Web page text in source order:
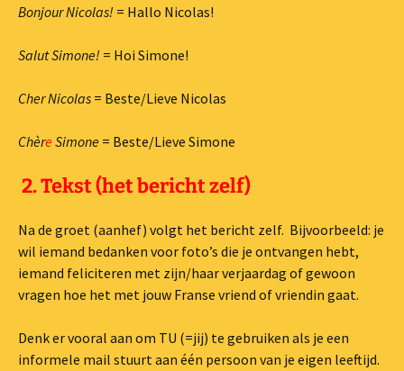
Bonjour Nicolas! = Hallo Nicolas!
Salut Simone! = Hoi Simone!
Cher Nicolas = Beste/Lieve Nicolas
Chère Simone = Beste/Lieve Simone
2. Tekst (het bericht zelf)
Na de groet (aanhef) volgt het bericht zelf. Bijvoorbeeld: je
wil iemand bedanken voor foto’s die je ontvangen hebt,
iemand feliciteren met zijn/haar verjaardag of gewoon
vragen hoe het met jouw Franse vriend of vriendin gaat.
Denk er vooral aan om TU (=jij) te gebruiken als je een
informele mail stuurt aan één persoon van je eigen leeftijd.